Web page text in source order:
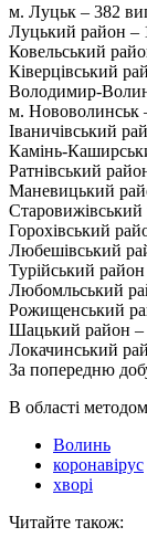
м. Луцьк – 382
Луцький район –
Ковельський
Ківерцівський
Володимир-
м. Нововолинськ
Іваничівський
Камінь-
Ратнівський
Маневицький
Старовижівський
Горохівський
Любешівський
Турійський
Любомльський
Рожищенський
Шацький район –
Локачинський
За попередню
В області
Волинь
коронавірус
хворі
Читайте також: